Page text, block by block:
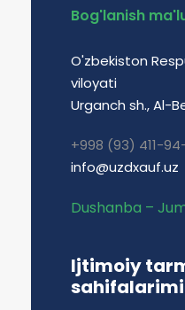
Bog'lanish
O'zbekiston
viloyati
Urganch sh., Al-
+998 (93) 411-
info@uzdxauf.uz
Dushanba –
Ijtimoiy